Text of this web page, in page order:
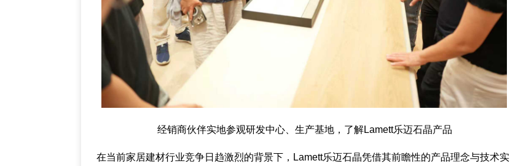
经销商伙伴实地参观研发中心、生产基地，了解Lamett乐迈石晶产品
在当前家居建材行业竞争日趋激烈的背景下，Lamett乐迈石晶凭借其前瞻性的产品理念与技术实